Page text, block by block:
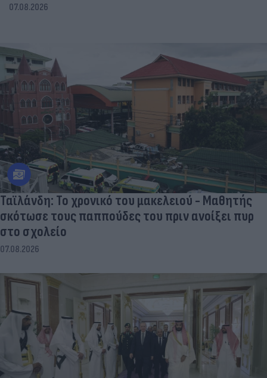
07.08.2026
Ταϊλάνδη: Το χρονικό του μακελειού - Μαθητής
σκότωσε τους παππούδες του πριν ανοίξει πυρ
στο σχολείο
07.08.2026